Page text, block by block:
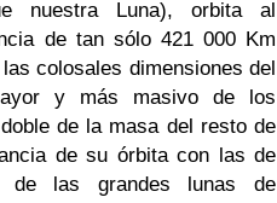
nuestra Luna), orbita al
de tan sólo 421 000 Km
colosales dimensiones del
y más masivo de los
de la masa del resto de
de su órbita con las de
de las grandes lunas de